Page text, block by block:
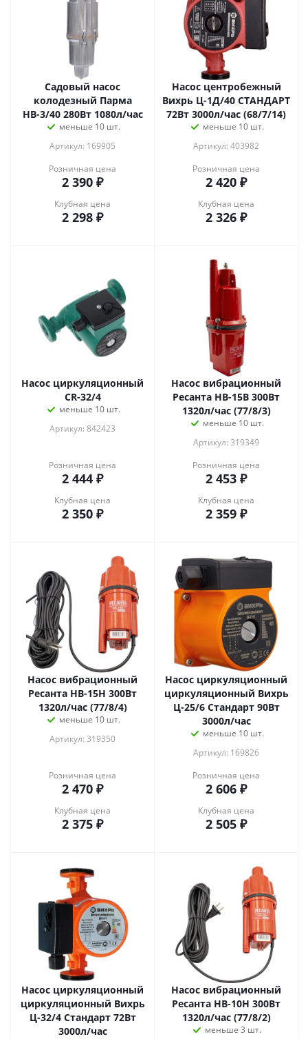
Садовый насос
колодезный Парма
НВ-3/40 280Вт 1080л/час
меньше 10 шт.
Артикул: 169905
Розничная цена
2 390 ₽
Клубная цена
2 298 ₽
Насос центробежный
Вихрь Ц-1Д/40 СТАНДАРТ
72Вт 3000л/час (68/7/14)
меньше 10 шт.
Артикул: 403982
Розничная цена
2 420 ₽
Клубная цена
2 326 ₽
Насос циркуляционный
CR-32/4
меньше 10 шт.
Артикул: 842423
Розничная цена
2 444 ₽
Клубная цена
2 350 ₽
Насос вибрационный
Ресанта НВ-15В 300Вт
1320л/час (77/8/3)
меньше 10 шт.
Артикул: 319349
Розничная цена
2 453 ₽
Клубная цена
2 359 ₽
Насос вибрационный
Ресанта НВ-15Н 300Вт
1320л/час (77/8/4)
меньше 10 шт.
Артикул: 319350
Розничная цена
2 470 ₽
Клубная цена
2 375 ₽
Насос циркуляционный
циркуляционный Вихрь
Ц-25/6 Стандарт 90Вт
3000л/час
меньше 10 шт.
Артикул: 169826
Розничная цена
2 606 ₽
Клубная цена
2 505 ₽
Насос циркуляционный
циркуляционный Вихрь
Ц-32/4 Стандарт 72Вт
3000л/час
Насос вибрационный
Ресанта НВ-10Н 300Вт
1320л/час (77/8/2)
меньше 3 шт.